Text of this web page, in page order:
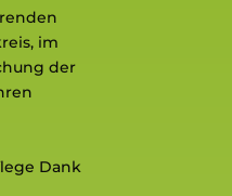
im
der
Dank